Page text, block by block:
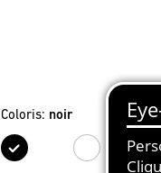
Coloris: noir
noir